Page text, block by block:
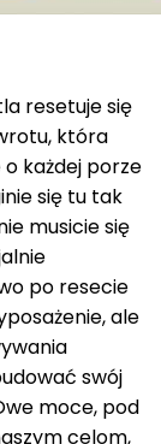
resetuje się
która
każdej porze
się tu tak
musicie się
po resecie
ale
swój
moce, pod
celom,